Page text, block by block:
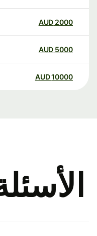
2000
AUD
5000
AUD
10000
AUD